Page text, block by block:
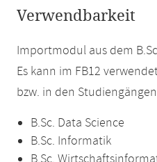
Verwendbarkeit
Importmodul aus dem
Es kann im FB12
bzw. in den Studiengängen
B.Sc. Data Science
B.Sc. Informatik